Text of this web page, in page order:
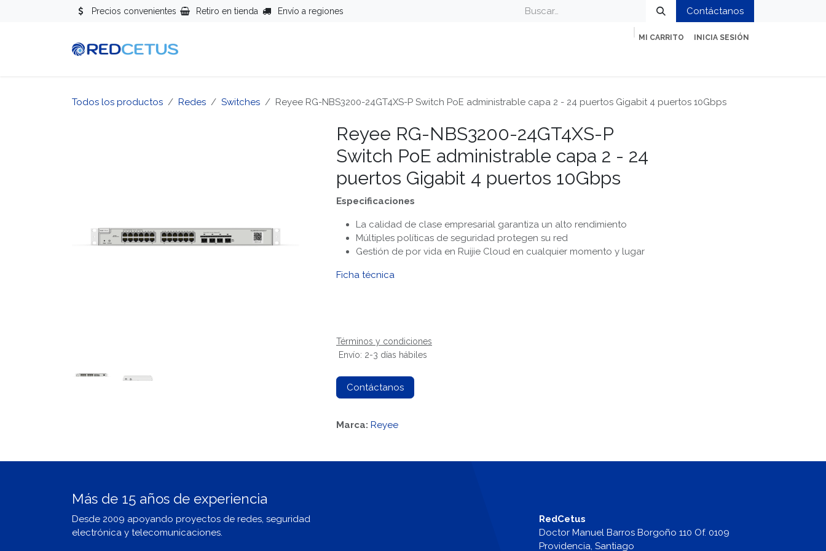
Precios convenientes Retiro en tienda Envío a regiones Contáctanos
MI CARRITO INICIA SESIÓN
Todos los productos Redes Switches Reyee RG-NBS3200-24GT4XS-P Switch PoE administrable capa 2 - 24 puertos Gigabit 4 puertos 10Gbps
Reyee RG-NBS3200-24GT4XS-P
Switch PoE administrable capa 2 - 24
puertos Gigabit 4 puertos 10Gbps
Especificaciones
La calidad de clase empresarial garantiza un alto rendimiento
Múltiples políticas de seguridad protegen su red
Gestión de por vida en Ruijie Cloud en cualquier momento y lugar
Ficha técnica
Términos y condiciones
Envío: 2-3 días hábiles
Contáctanos
Marca: Reyee
Más de 15 años de experiencia
Desde 2009 apoyando proyectos de redes, seguridad
electrónica y telecomunicaciones.
RedCetus
Doctor Manuel Barros Borgoño 110 Of. 0109
Providencia, Santiago